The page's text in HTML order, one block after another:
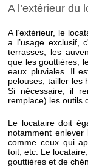
A l’extérieur du
A l’extérieur, le
a l’usage exclusif,
terrasses, les
que les gouttières,
eaux pluviales. Il
pelouses, tailler les
Si nécessaire, il
remplace) les outils
Le locataire doit
notamment
comme ceux qui
toit, etc. Le
gouttières et de